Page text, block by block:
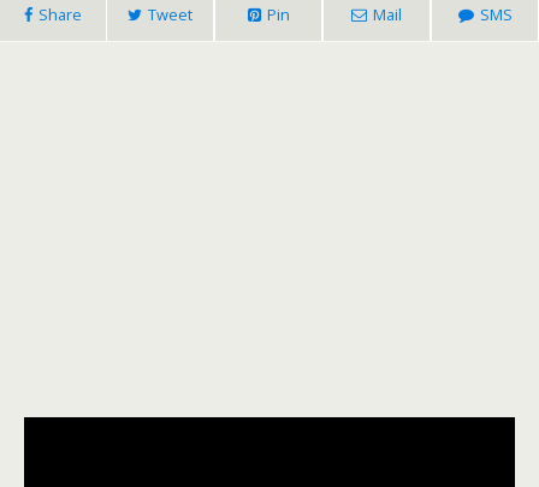
Share Tweet Pin Mail SMS